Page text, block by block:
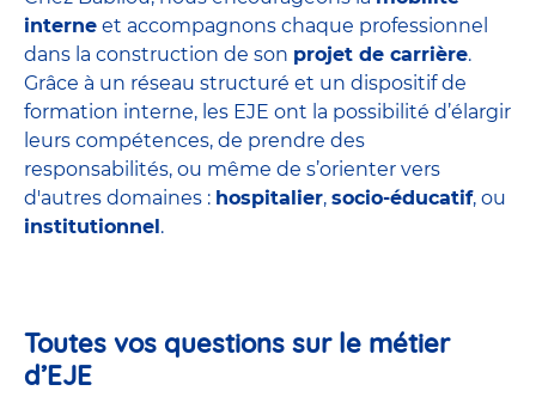
interne et accompagnons chaque professionnel
dans la construction de son projet de carrière.
Grâce à un réseau structuré et un dispositif de
formation interne, les EJE ont la possibilité d’élargir
leurs compétences, de prendre des
responsabilités, ou même de s’orienter vers
d'autres domaines : hospitalier, socio-éducatif, ou
institutionnel.
Toutes vos questions sur le métier
d’EJE